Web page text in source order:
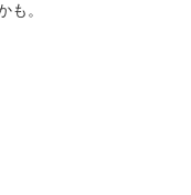
も。